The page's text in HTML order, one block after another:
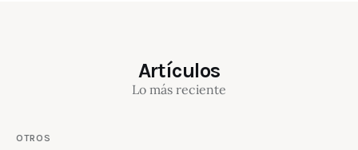
Artículos
Lo más reciente
OTROS